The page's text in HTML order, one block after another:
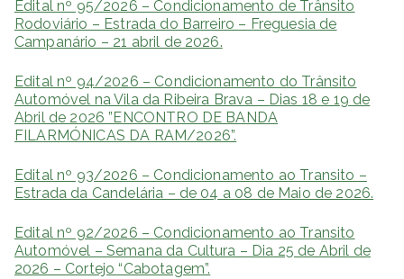
Edital nº 95/2026 – Condicionamento de Trânsito
Rodoviário – Estrada do Barreiro – Freguesia de
Campanário – 21 abril de 2026.
Edital nº 94/2026 – Condicionamento do Trânsito
Automóvel na Vila da Ribeira Brava – Dias 18 e 19 de
Abril de 2026 ”ENCONTRO DE BANDA
FILARMÓNICAS DA RAM/2026”.
Edital nº 93/2026 – Condicionamento ao Transito –
Estrada da Candelária – de 04 a 08 de Maio de 2026.
Edital nº 92/2026 – Condicionamento ao Transito
Automóvel – Semana da Cultura – Dia 25 de Abril de
2026 – Cortejo “Cabotagem”.